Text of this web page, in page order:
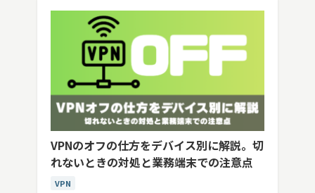
VPNのオフの仕方をデバイス別に解説。切
れないときの対処と業務端末での注意点
VPN